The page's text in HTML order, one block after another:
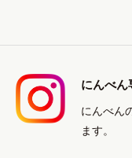
にんべ
にんべん
ます。